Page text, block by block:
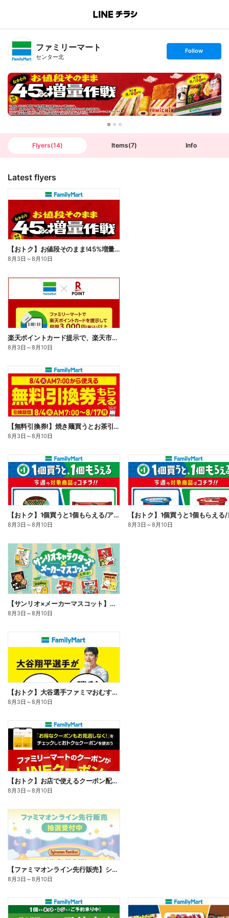
B
n
T
ファミリーマート
センター北
s
t
o
l
l
o
w
Follow
Flyers(14) Items(7) Info
Latest flyers
【おトク】お値段そのまま!45%増量作戦!
8月3日 ～8月10日
楽天ポイントカード提示で、楽天市場でのお買い物がおトクに!
8月3日 ～8月10日
【無料引換券!】焼き麺買うとお茶引換券貰える!
8月3日 ～8月10日
【おトク】1個買うと1個もらえる/アイス
8月3日 ～8月10日 8月3日 ～8月10日
【サンリオ×メーカーマスコット】オリジナルグッズ貰える!
8月3日 ～8月10日
【おトク】大谷選手ファミマおむすび割
8月3日 ～8月10日
【おトク】お店で使えるクーポン配信中
8月3日 ～8月10日
【ファミマオンライン先行販売】シルバニアファミリー
8月3日 ～8月10日